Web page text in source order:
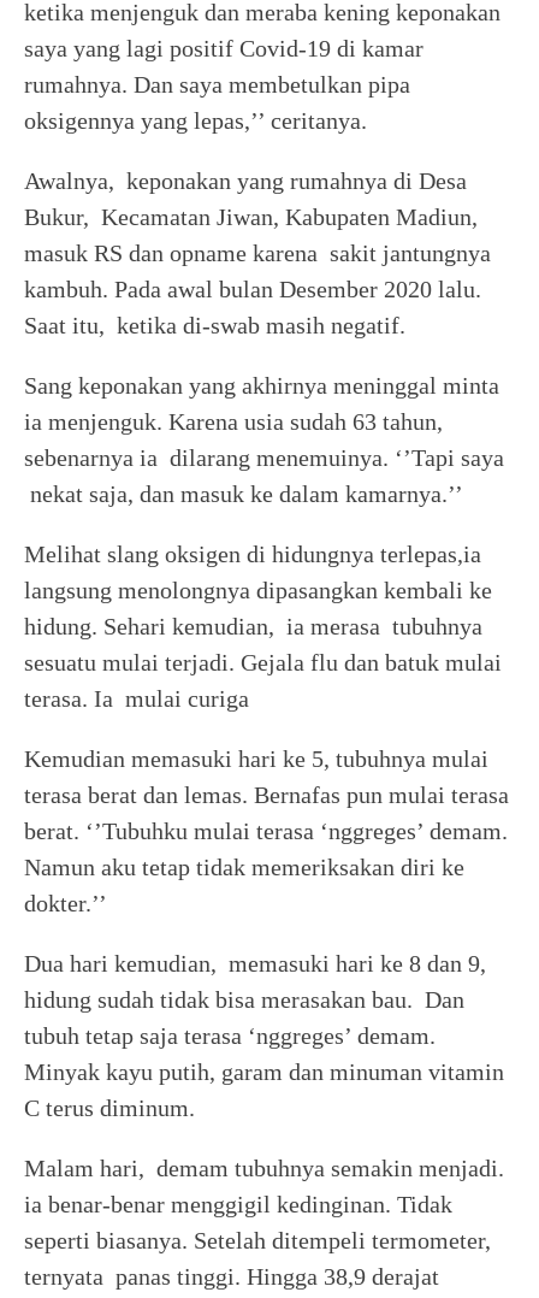
ketika menjenguk dan meraba kening keponakan
saya yang lagi positif Covid-19 di kamar
rumahnya. Dan saya membetulkan pipa
oksigennya yang lepas,’’ ceritanya.
Awalnya, keponakan yang rumahnya di Desa
Bukur, Kecamatan Jiwan, Kabupaten Madiun,
masuk RS dan opname karena sakit jantungnya
kambuh. Pada awal bulan Desember 2020 lalu.
Saat itu, ketika di-swab masih negatif.
Sang keponakan yang akhirnya meninggal minta
ia menjenguk. Karena usia sudah 63 tahun,
sebenarnya ia dilarang menemuinya. ‘’Tapi saya
nekat saja, dan masuk ke dalam kamarnya.’’
Melihat slang oksigen di hidungnya terlepas,ia
langsung menolongnya dipasangkan kembali ke
hidung. Sehari kemudian, ia merasa tubuhnya
sesuatu mulai terjadi. Gejala flu dan batuk mulai
terasa. Ia mulai curiga
Kemudian memasuki hari ke 5, tubuhnya mulai
terasa berat dan lemas. Bernafas pun mulai terasa
berat. ‘’Tubuhku mulai terasa ‘nggreges’ demam.
Namun aku tetap tidak memeriksakan diri ke
dokter.’’
Dua hari kemudian, memasuki hari ke 8 dan 9,
hidung sudah tidak bisa merasakan bau. Dan
tubuh tetap saja terasa ‘nggreges’ demam.
Minyak kayu putih, garam dan minuman vitamin
C terus diminum.
Malam hari, demam tubuhnya semakin menjadi.
ia benar-benar menggigil kedinginan. Tidak
seperti biasanya. Setelah ditempeli termometer,
ternyata panas tinggi. Hingga 38,9 derajat